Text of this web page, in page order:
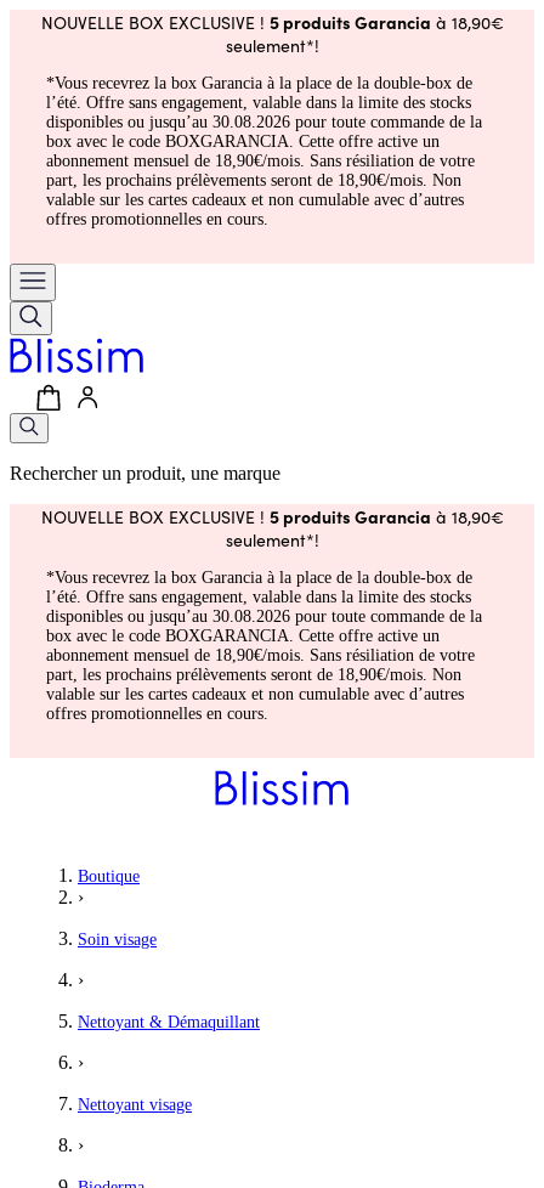
NOUVELLE BOX EXCLUSIVE ! 5 produits Garancia à 18,90€
seulement*!
*Vous recevrez la box Garancia à la place de la double-box de
l’été. Offre sans engagement, valable dans la limite des stocks
disponibles ou jusqu’au 30.08.2026 pour toute commande de la
box avec le code BOXGARANCIA. Cette offre active un
abonnement mensuel de 18,90€/mois. Sans résiliation de votre
part, les prochains prélèvements seront de 18,90€/mois. Non
valable sur les cartes cadeaux et non cumulable avec d’autres
offres promotionnelles en cours.
Rechercher un produit, une marque
NOUVELLE BOX EXCLUSIVE ! 5 produits Garancia à 18,90€
seulement*!
*Vous recevrez la box Garancia à la place de la double-box de
l’été. Offre sans engagement, valable dans la limite des stocks
disponibles ou jusqu’au 30.08.2026 pour toute commande de la
box avec le code BOXGARANCIA. Cette offre active un
abonnement mensuel de 18,90€/mois. Sans résiliation de votre
part, les prochains prélèvements seront de 18,90€/mois. Non
valable sur les cartes cadeaux et non cumulable avec d’autres
offres promotionnelles en cours.
Boutique
›
Soin visage
›
Nettoyant & Démaquillant
›
Nettoyant visage
›